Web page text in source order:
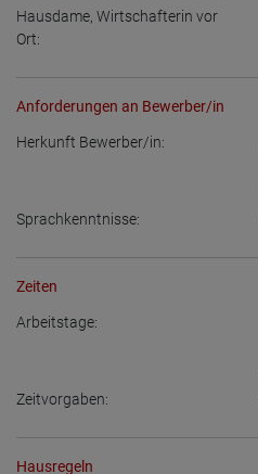
Hausdame, Wirtschafterin vor
Ort:
Anforderungen an Bewerber/in
Herkunft Bewerber/in:
Sprachkenntnisse:
Zeiten
Arbeitstage:
Zeitvorgaben:
Hausregeln